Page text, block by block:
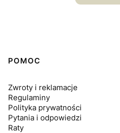
Linki w stopce
POMOC
Zwroty i reklamacje
Regulaminy
Polityka prywatności
Pytania i odpowiedzi
Raty